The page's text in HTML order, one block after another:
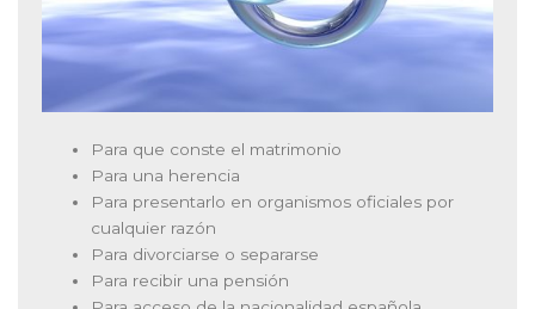
Para que conste el matrimonio
Para una herencia
Para presentarlo en organismos oficiales por
cualquier razón
Para divorciarse o separarse
Para recibir una pensión